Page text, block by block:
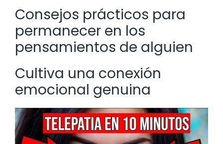
Consejos prácticos para
permanecer en los
pensamientos de alguien
Cultiva una conexión
emocional genuina